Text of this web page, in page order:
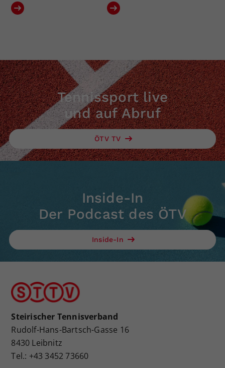
Tennissport live
und auf Abruf
ÖTV TV
Inside-In
Der Podcast des ÖTV
Inside-In
Steirischer Tennisverband
Rudolf-Hans-Bartsch-Gasse 16
8430 Leibnitz
Tel.: +43 3452 73660